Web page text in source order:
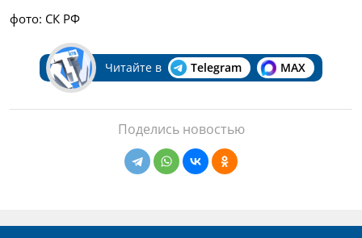
фото: СК РФ
Читайте в Telegram MAX
Поделись новостью